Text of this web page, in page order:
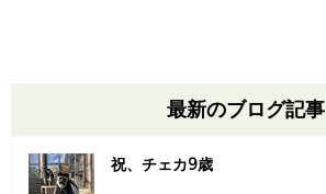
最新のブログ記事
祝、チェカ9歳